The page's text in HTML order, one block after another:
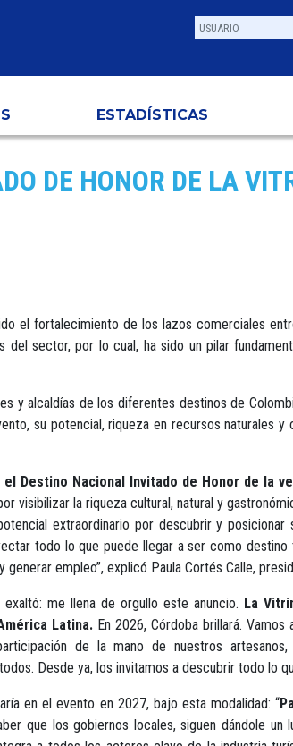
ESTADÍSTICAS
DE HONOR DE LA
el fortalecimiento de los lazos comerciales
sector, por lo cual, ha sido un pilar
y alcaldías de los diferentes destinos de
su potencial, riqueza en recursos naturales
el Destino Nacional Invitado de Honor de la
visibilizar la riqueza cultural, natural y
extraordinario por descubrir y
todo lo que puede llegar a ser como
empleo”, explicó Paula Cortés Calle,
me llena de orgullo este anuncio. La
Latina. En 2026, Córdoba brillará.
de la mano de nuestros artesanos,
Desde ya, los invitamos a descubrir todo lo
en el evento en 2027, bajo esta modalidad: “
que los gobiernos locales, siguen dándole